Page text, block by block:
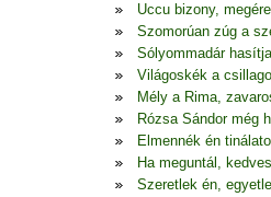
Uccu bizony,
Szomorúan zúg a
Sólyommadár
Világoskék a
Mély a Rima,
Rózsa Sándor még
Elmennék én
Ha meguntál,
Szeretlek én,